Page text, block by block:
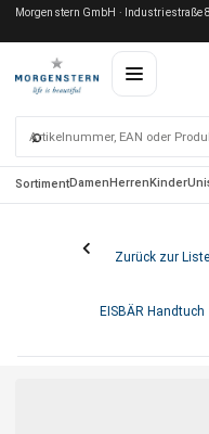
Morgenstern GmbH · Industriestraße
⌕
SortimentDamenHerrenKinder
Zurück zur Liste
EISBÄR Handtuch